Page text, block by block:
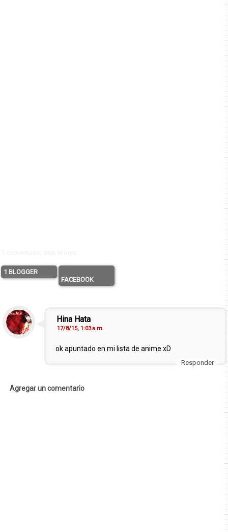
1 BLOGGER
FACEBOOK
Hina Hata
17/8/15, 1:03 a.m.
ok apuntado en mi lista de anime xD
Responder
Agregar un comentario